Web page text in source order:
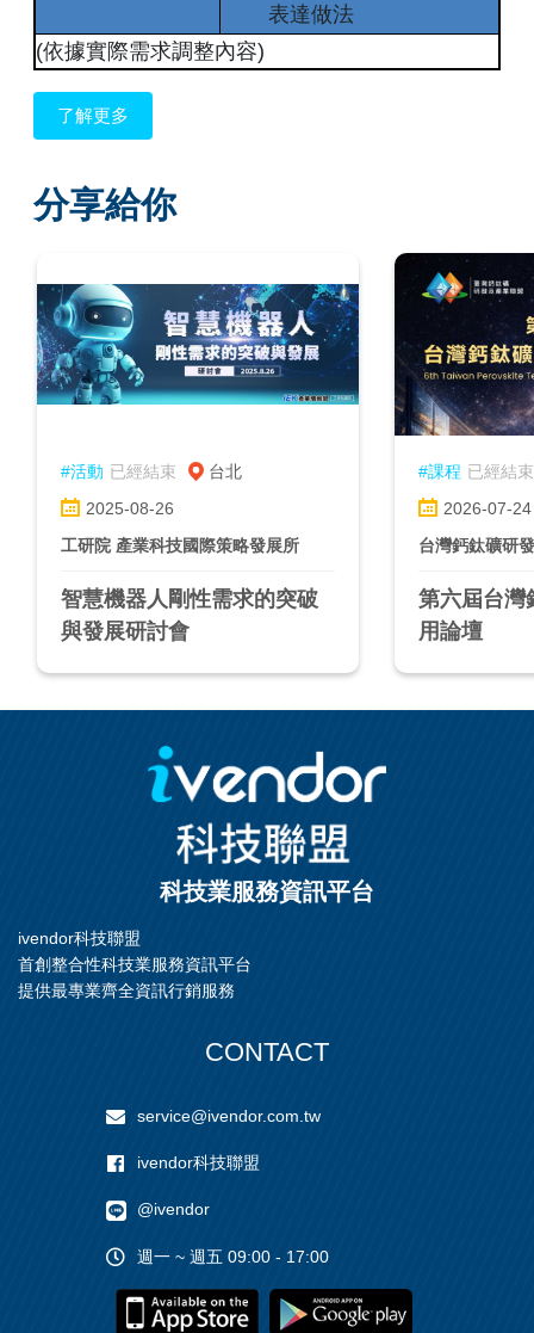
表達做法
(依據實際需求調整內容)
了解更多
分享給你
#活動 已經結束
台北
2025-08-26
工研院 產業科技國際策略發展所
智慧機器人剛性需求的突破
與發展研討會
#課程 已經結束
2026-07-24
第六屆台灣
用論壇
科技業服務資訊平台
ivendor科技聯盟
首創整合性科技業服務資訊平台
提供最專業齊全資訊行銷服務
CONTACT
service@ivendor.com.tw
ivendor科技聯盟
@ivendor
週一 ~ 週五 09:00 - 17:00